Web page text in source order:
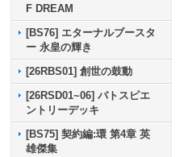
F DREAM
[BS76] エターナルブースタ
ー 永皇の輝き
[26RBS01] 創世の鼓動
[26RSD01~06] バトスピエ
ントリーデッキ
[BS75] 契約編:環 第4章 英
雄傑集